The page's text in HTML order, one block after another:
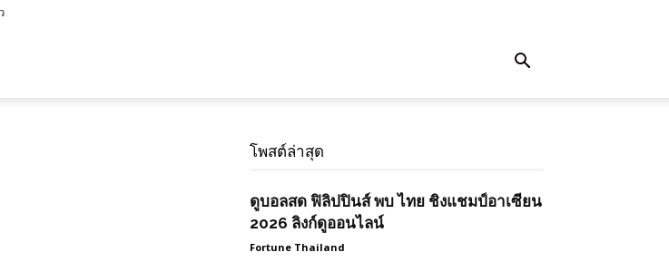
โพสต์ล่าสุด
ดูบอลสด ฟิลิปปินส์ พบ ไทย ชิงแชมป์อาเซียน
2026 ลิงก์ดูออนไลน์
Fortune Thailand